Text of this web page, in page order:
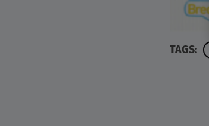
TAGS: